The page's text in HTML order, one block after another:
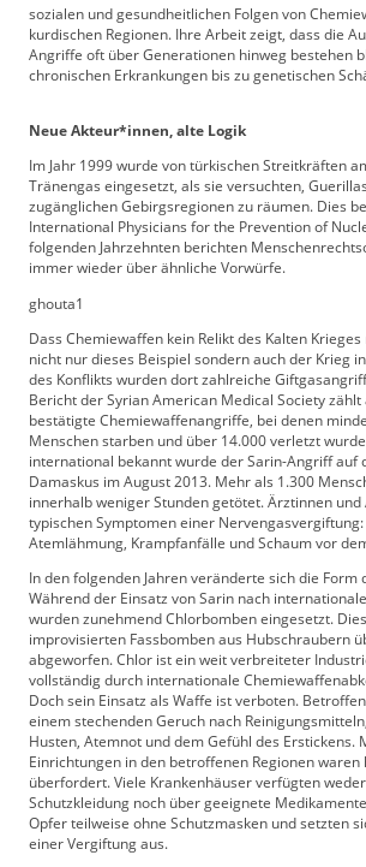
sozialen und gesundheitlichen Folgen von
kurdischen Regionen. Ihre Arbeit zeigt, dass die
Angriffe oft über Generationen hinweg bestehen
chronischen Erkrankungen bis zu genetischen
Neue Akteur*innen, alte Logik
Im Jahr 1999 wurde von türkischen Streitkräften
Tränengas eingesetzt, als sie versuchten,
zugänglichen Gebirgsregionen zu räumen. Dies
International Physicians for the Prevention of
folgenden Jahrzehnten berichten
immer wieder über ähnliche Vorwürfe.
ghouta1
Dass Chemiewaffen kein Relikt des Kalten
nicht nur dieses Beispiel sondern auch der Krieg
des Konflikts wurden dort zahlreiche
Bericht der Syrian American Medical Society zählt
bestätigte Chemiewaffenangriffe, bei denen
Menschen starben und über 14.000 verletzt
international bekannt wurde der Sarin-Angriff auf
Damaskus im August 2013. Mehr als 1.300
innerhalb weniger Stunden getötet. Ärztinnen
typischen Symptomen einer
Atemlähmung, Krampfanfälle und Schaum vor
In den folgenden Jahren veränderte sich die Form
Während der Einsatz von Sarin nach
wurden zunehmend Chlorbomben eingesetzt.
improvisierten Fassbomben aus Hubschraubern
abgeworfen. Chlor ist ein weit verbreiteter
vollständig durch internationale
Doch sein Einsatz als Waffe ist verboten.
einem stechenden Geruch nach
Husten, Atemnot und dem Gefühl des Erstickens.
Einrichtungen in den betroffenen Regionen waren
überfordert. Viele Krankenhäuser verfügten
Schutzkleidung noch über geeignete
Opfer teilweise ohne Schutzmasken und setzten
einer Vergiftung aus.